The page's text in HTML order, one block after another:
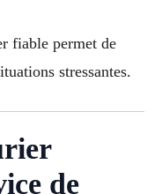
fiable permet de
stressantes.
de